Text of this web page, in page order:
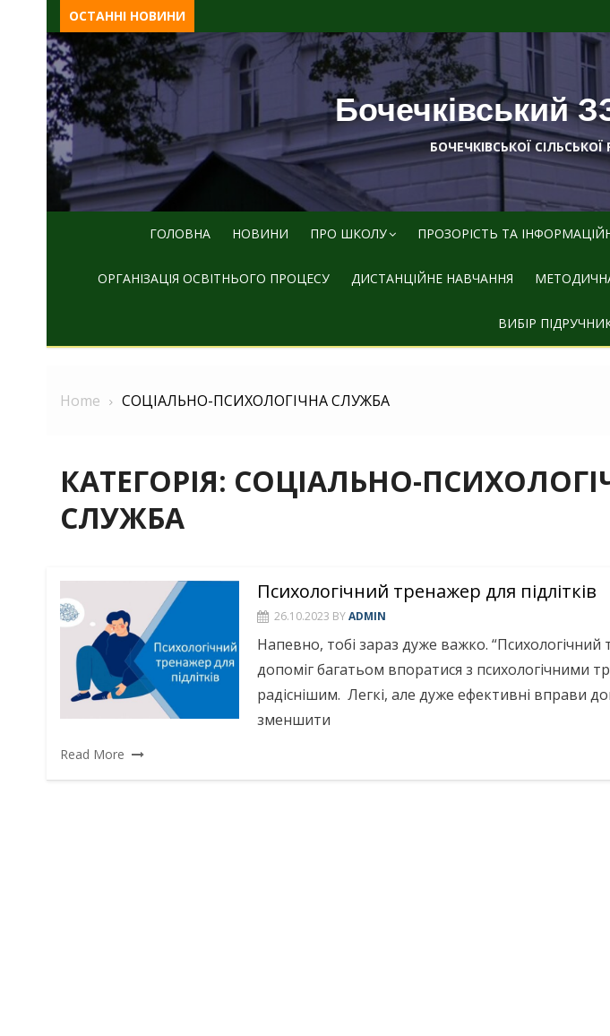
Skip
to
content
ОСТАННІ НОВИНИ
Бочечківський
БОЧЕЧКІВСЬКОЇ
ГОЛОВНА НОВИНИ ПРО ШКОЛУ ПРОЗОРІСТЬ ТА
ОРГАНІЗАЦІЯ ОСВІТНЬОГО ПРОЦЕСУ ДИСТАНЦІЙНЕ НАВЧАННЯ
ВИБІР
Home СОЦІАЛЬНО-ПСИХОЛОГІЧНА СЛУЖБА
КАТЕГОРІЯ: СОЦІАЛЬНО-
СЛУЖБА
Психологічний тренажер для підлітків
26.10.2023 BYADMIN
Напевно, тобі зараз дуже важко. “Психологічний
допоміг багатьом впоратися з психологічними
радіснішим. Легкі, але дуже ефективні вправи
зменшити
Read More